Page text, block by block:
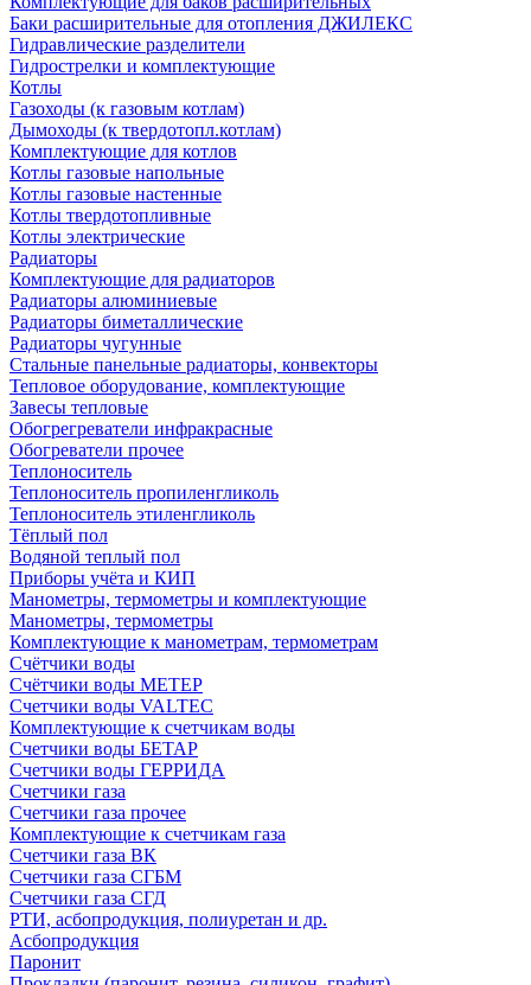
Баки расширительные для отопления ДЖИЛЕКС
Гидравлические разделители
Гидрострелки и комплектующие
Котлы
Газоходы (к газовым котлам)
Дымоходы (к твердотопл.котлам)
Комплектующие для котлов
Котлы газовые напольные
Котлы газовые настенные
Котлы твердотопливные
Котлы электрические
Радиаторы
Комплектующие для радиаторов
Радиаторы алюминиевые
Радиаторы биметаллические
Радиаторы чугунные
Стальные панельные радиаторы, конвекторы
Тепловое оборудование, комплектующие
Завесы тепловые
Обогрегреватели инфракрасные
Обогреватели прочее
Теплоноситель
Теплоноситель пропиленгликоль
Теплоноситель этиленгликоль
Тёплый пол
Водяной теплый пол
Приборы учёта и КИП
Манометры, термометры и комплектующие
Манометры, термометры
Комплектующие к манометрам, термометрам
Счётчики воды
Счётчики воды МЕТЕР
Счетчики воды VALTEC
Комплектующие к счетчикам воды
Счетчики воды БЕТАР
Счетчики воды ГЕРРИДА
Счетчики газа
Счетчики газа прочее
Комплектующие к счетчикам газа
Счетчики газа ВК
Счетчики газа СГБМ
Счетчики газа СГД
РТИ, асбопродукция, полиуретан и др.
Асбопродукция
Паронит